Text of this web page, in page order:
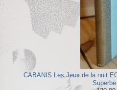
CABANIS Les Jeux de la nuit